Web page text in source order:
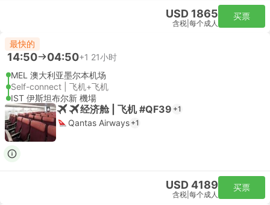
USD 1865
含税 每个成人
买票
最快的
14:50 04:50+1 21小时
MEL 澳大利亚墨尔本机场
Self-connect | 飞机+飞机
IST 伊斯坦布尔新 機場
经济舱 | 飞机 #QF39 +1
Qantas Airways +1
USD 4189
含税 每个成人
买票